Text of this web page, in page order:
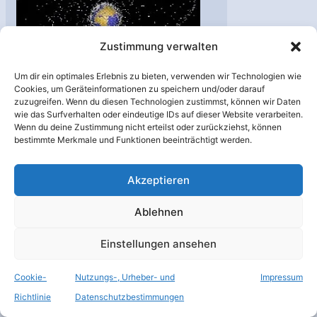
Zustimmung verwalten
Um dir ein optimales Erlebnis zu bieten, verwenden wir Technologien wie
Cookies, um Geräteinformationen zu speichern und/oder darauf
zuzugreifen. Wenn du diesen Technologien zustimmst, können wir Daten
wie das Surfverhalten oder eindeutige IDs auf dieser Website verarbeiten.
Wenn du deine Zustimmung nicht erteilst oder zurückziehst, können
bestimmte Merkmale und Funktionen beeinträchtigt werden.
Akzeptieren
Ablehnen
Einstellungen ansehen
Cookie-
Richtlinie
Nutzungs-, Urheber- und
Datenschutzbestimmungen
Impressum
Europäische
Konferenz zum
Weltraumschrott
Batterie,Explosion,
Trümmerstücke,
Umlaufbahn,Weltraummüll,
Die viertägige Konferenz
statt. In Darmstadt
diskutierten etwa 300